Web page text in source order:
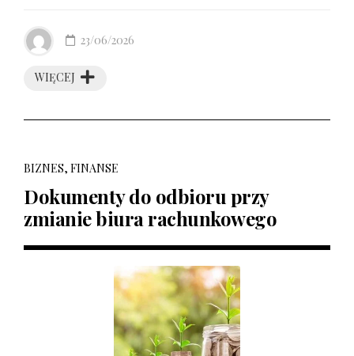
WIĘCEJ
23/06/2026
BIZNES, FINANSE
Dokumenty do odbioru przy
zmianie biura rachunkowego